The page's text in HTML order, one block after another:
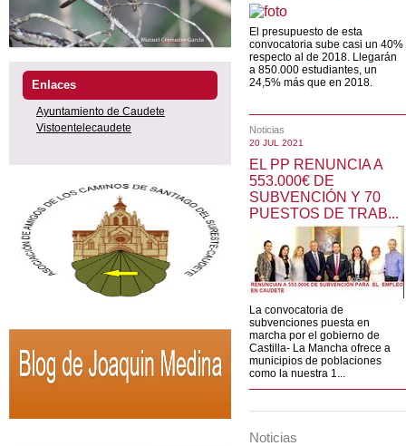
Enlaces
Ayuntamiento de Caudete
Vistoentelecaudete
El presupuesto de esta
convocatoria sube casi un 40%
respecto al de 2018. Llegarán
a 850.000 estudiantes, un
24,5% más que en 2018.
Noticias
20 JUL 2021
EL PP RENUNCIA A
553.000€ DE
SUBVENCIÓN Y 70
PUESTOS DE TRAB...
La convocatoria de
subvenciones puesta en
marcha por el gobierno de
Castilla- La Mancha ofrece a
municipios de poblaciones
como la nuestra 1...
Noticias